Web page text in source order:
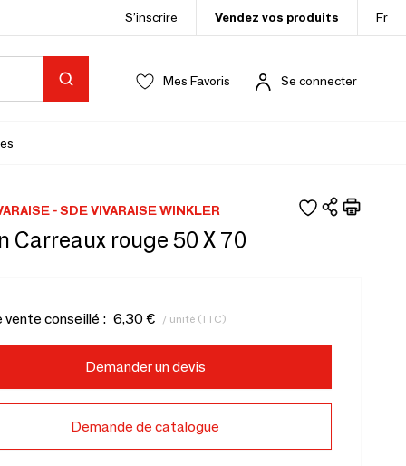
S’inscrire Vendez vos produits Fr
Mes Favoris Se connecter
- SDE VIVARAISE WINKLER
Carreaux rouge 50 X 70
vente conseillé : 6,30 € / unité (TTC)
Demander un devis
Demande de catalogue